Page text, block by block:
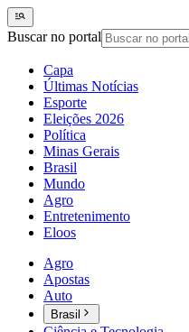
Buscar no portal
Capa
Últimas Notícias
Esporte
Eleições 2026
Política
Minas Gerais
Brasil
Mundo
Agro
Entretenimento
Eloos
Agro
Apostas
Auto
Brasil